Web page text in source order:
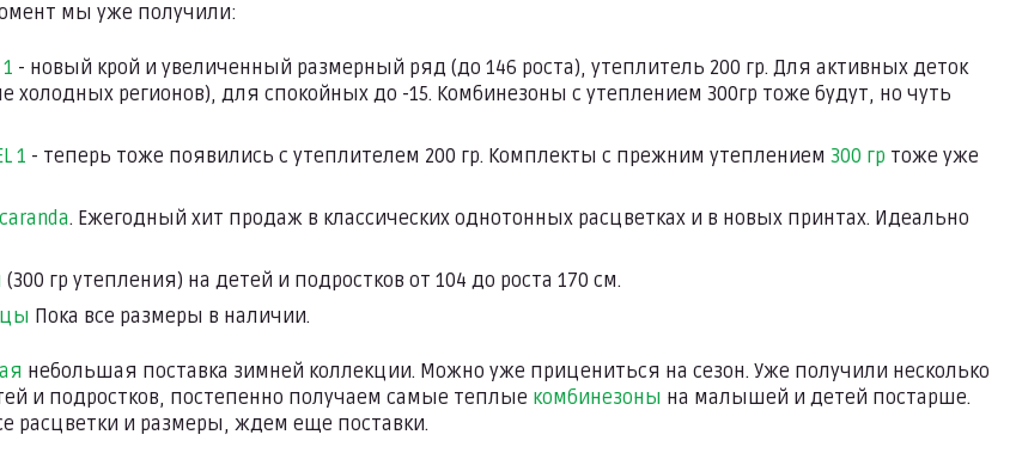
мы уже получили:
- новый крой и увеличенный размерный ряд (до 146 роста), утеплитель 200 гр. Для активных деток
холодных регионов), для спокойных до -15. Комбинезоны с утеплением 300гр тоже будут, но чуть
1 - теперь тоже появились с утеплителем 200 гр. Комплекты с прежним утеплением 300 гр тоже уже
. Ежегодный хит продаж в классических однотонных расцветках и в новых принтах. Идеально
(300 гр утепления) на детей и подростков от 104 до роста 170 см.
Пока все размеры в наличии.
небольшая поставка зимней коллекции. Можно уже прицениться на сезон. Уже получили несколько
и подростков, постепенно получаем самые теплые комбинезоны на малышей и детей постарше.
расцветки и размеры, ждем еще поставки.